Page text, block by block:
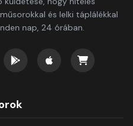
és lelki táplálékkal
nap, 24 órában.